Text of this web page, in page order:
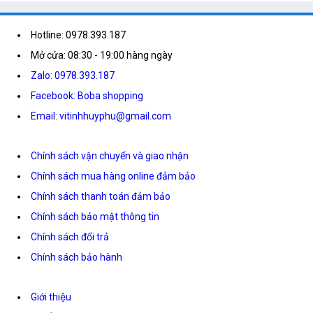
Hotline: 0978.393.187
Mở cửa: 08:30 - 19:00 hàng ngày
Zalo: 0978.393.187
Facebook: Boba shopping
Email: vitinhhuyphu@gmail.com
Chính sách vận chuyển và giao nhận
Chính sách mua hàng online đảm bảo
Chính sách thanh toán đảm bảo
Chính sách bảo mật thông tin
Chính sách đổi trả
Chính sách bảo hành
Giới thiệu